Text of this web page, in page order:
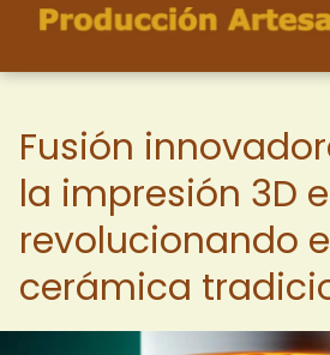
Fusión
la impresión 3D
revolucionando
cerámica